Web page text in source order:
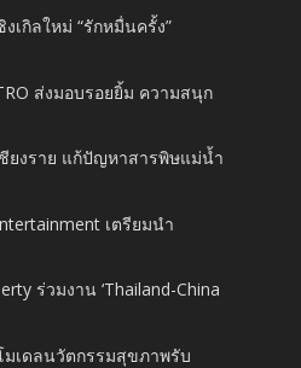
งเกิลใหม่ “รักหมื่นครั้ง”
ส่งมอบรอยยิ้ม ความสนุก
ยงราย แก้ปัญหาสารพิษแม่น้ำ
เตรียมนำ
ร่วมงาน ‘Thailand-China
มเดลนวัตกรรมสุขภาพรับ